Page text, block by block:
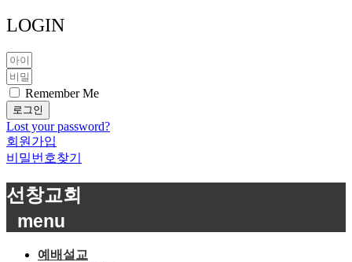
LOGIN
Remember Me
로그인
Lost your password?
회원가입
비밀번호찾기
선창교회
menu
예배설교